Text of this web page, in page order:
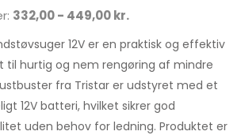
332,00 - 449,00 kr.
12V er en praktisk og effektiv
til hurtig og nem rengøring af mindre
fra Tristar er udstyret med et
12V batteri, hvilket sikrer god
uden behov for ledning. Produktet er